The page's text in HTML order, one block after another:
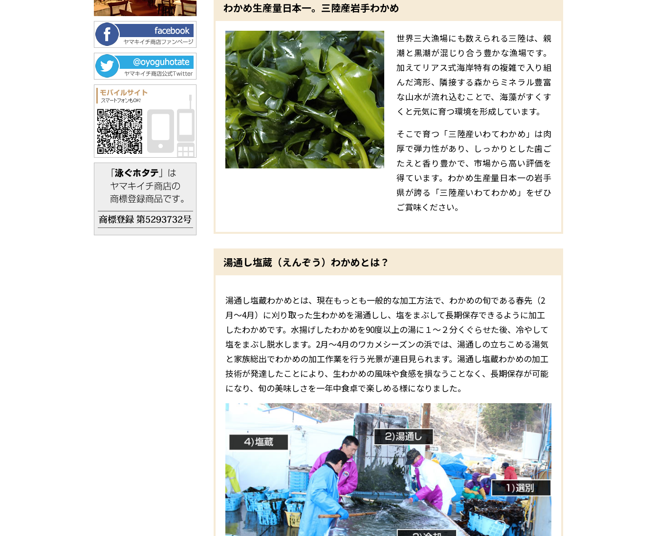
わかめ生産量日本一。三陸産岩手わかめ
世界三大漁場にも数えられる三陸は、親
潮と黒潮が混じり合う豊かな漁場です。
加えてリアス式海岸特有の複雑で入り組
んだ湾形、隣接する森からミネラル豊富
な山水が流れ込むことで、海藻がすくす
くと元気に育つ環境を形成しています。
そこで育つ「三陸産いわてわかめ」は肉
厚で弾力性があり、しっかりとした歯ご
たえと香り豊かで、市場から高い評価を
得ています。わかめ生産量日本一の岩手
県が誇る「三陸産いわてわかめ」をぜひ
ご賞味ください。
湯通し塩蔵（えんぞう）わかめとは？
湯通し塩蔵わかめとは、現在もっとも一般的な加工方法で、わかめの旬である春先（2
月～4月）に刈り取った生わかめを湯通しし、塩をまぶして長期保存できるように加工
したわかめです。水揚げしたわかめを90度以上の湯に１～２分くぐらせた後、冷やして
塩をまぶし脱水します。2月～4月のワカメシーズンの浜では、湯通しの立ちこめる湯気
と家族総出でわかめの加工作業を行う光景が連日見られます。湯通し塩蔵わかめの加工
技術が発達したことにより、生わかめの風味や食感を損なうことなく、長期保存が可能
になり、旬の美味しさを一年中食卓で楽しめる様になりました。